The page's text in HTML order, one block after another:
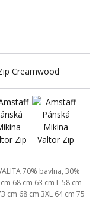
70% bavlna, 30%
68 cm 63 cm L 58 cm
cm 68 cm 3XL 64 cm 75